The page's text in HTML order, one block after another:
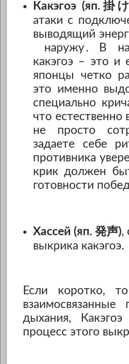
Какэгоэ (яп.掛
атаки c
выводящий
наружу . В
какэгоэ – это и
японцы четко
это именно
специально
что
не просто
задаете себе
противника
крик должен
готовности
Хассей (яп. 発声),
выкрика какэгоэ.
Если коротко,
дыхания,
процесс этого